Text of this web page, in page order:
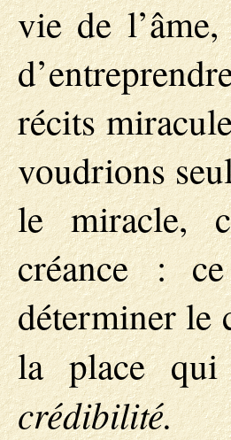
vie de
récits
voudrions
le miracle,
créance :
déterminer le
la place
crédibilité.